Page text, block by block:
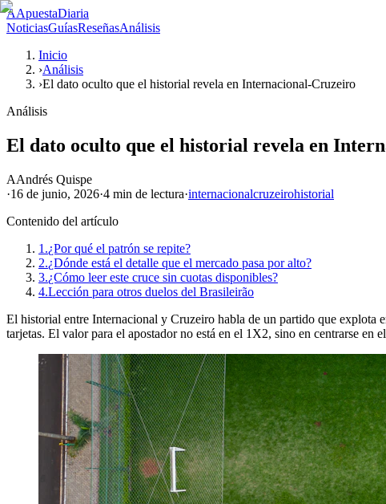
AApuestaDiaria
NoticiasGuíasReseñasAnálisis
Inicio
›Análisis
›El dato oculto que el historial revela en Internacional-Cruzeiro
Análisis
El dato oculto que el historial revela en
AAndrés Quispe
·16 de junio, 2026·4 min de lectura·internacionalcruzeirohistorial
Contenido del artículo
1.¿Por qué el patrón se repite?
2.¿Dónde está el detalle que el mercado pasa por alto?
3.¿Cómo leer este cruce sin cuotas disponibles?
4.Lección para otros duelos del Brasileirão
El historial entre Internacional y Cruzeiro habla de un partido que
tarjetas. El valor para el apostador no está en el 1X2, sino en centrarse en